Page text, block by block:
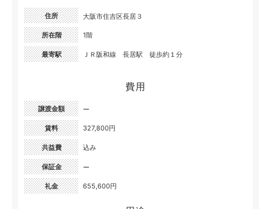
住所 大阪市住吉区長居３
所在階 1階
最寄駅 ＪＲ阪和線 長居駅 徒歩約１分
費用
譲渡金額 ー
賃料 327,800円
共益費 込み
保証金 ー
礼金 655,600円